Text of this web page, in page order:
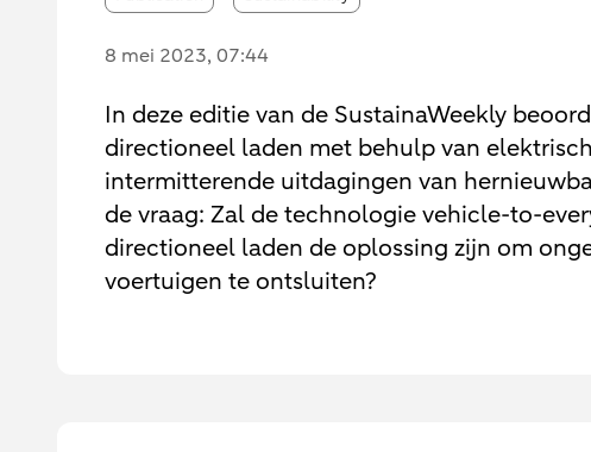
8 mei 2023, 07:44
In deze editie van de SustainaWeekly
directioneel laden met behulp van
intermitterende uitdagingen van
de vraag: Zal de technologie vehicle-to-
directioneel laden de oplossing zijn om
voertuigen te ontsluiten?